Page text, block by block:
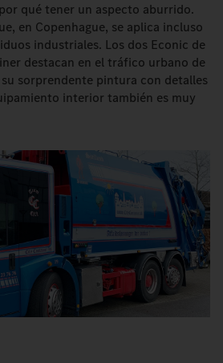
qué tener un aspecto aburrido.
en Copenhague, se aplica incluso
industriales. Los dos Econic de
destacan en el tráfico urbano de
su sorprendente pintura con detalles
interior también es muy